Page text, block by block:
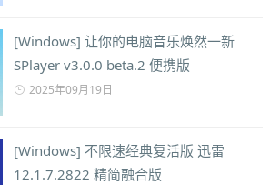
[Windows] 让你的电脑音乐焕然一新
SPlayer v3.0.0 beta.2 便携版
2025年09月19日
[Windows] 不限速经典复活版 迅雷
12.1.7.2822 精简融合版